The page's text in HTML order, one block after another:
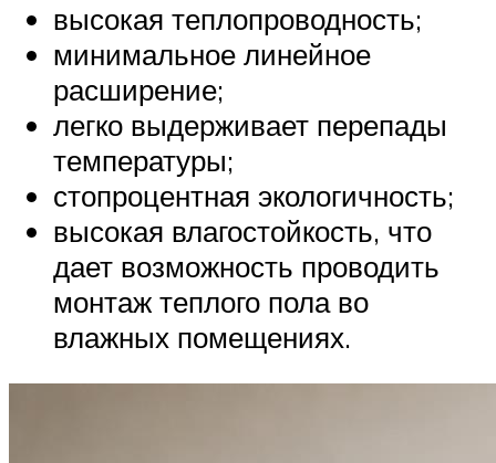
высокая теплопроводность;
минимальное линейное
расширение;
легко выдерживает перепады
температуры;
стопроцентная экологичность;
высокая влагостойкость, что
дает возможность проводить
монтаж теплого пола во
влажных помещениях.